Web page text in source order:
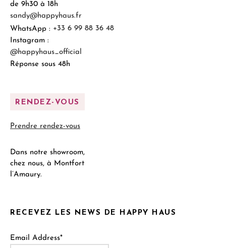
RECEVEZ LES NEWS DE HAPPY HAUS
Email Address*
de 9h30 à 18h
sandy@happyhaus.fr
WhatsApp : +33 6 99 88 36 48
Instagram :
@happyhaus_official
Réponse sous 48h
RENDEZ-VOUS
Prendre rendez-vous
Dans notre showroom,
chez nous, à Montfort
l’Amaury.